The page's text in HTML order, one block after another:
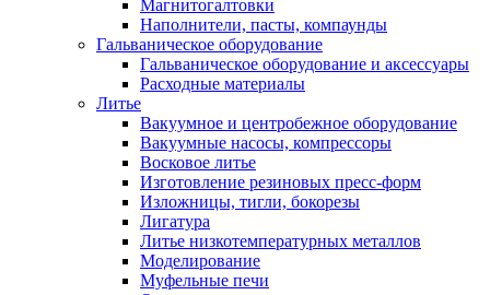
Магнитогалтовки
Наполнители, пасты, компаунды
Гальваническое оборудование
Гальваническое оборудование и аксессуары
Расходные материалы
Литье
Вакуумное и центробежное оборудование
Вакуумные насосы, компрессоры
Восковое литье
Изготовление резиновых пресс-форм
Изложницы, тигли, бокорезы
Лигатура
Литье низкотемпературных металлов
Моделирование
Муфельные печи